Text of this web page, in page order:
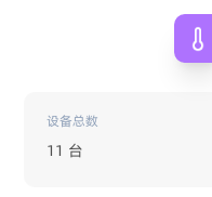
设备总数
11 台